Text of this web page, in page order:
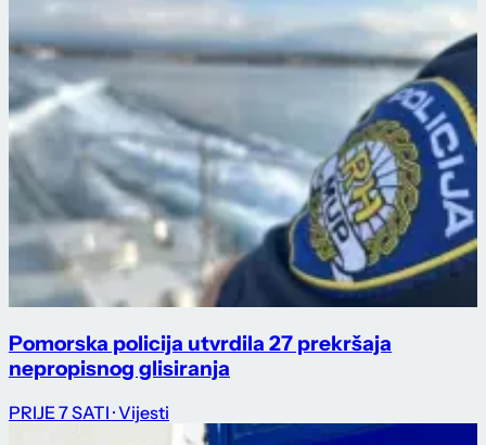
Pomorska policija utvrdila 27 prekršaja
nepropisnog glisiranja
PRIJE 7 SATI · Vijesti